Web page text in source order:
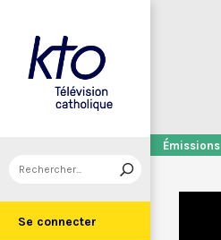
Se connecter
Émissions